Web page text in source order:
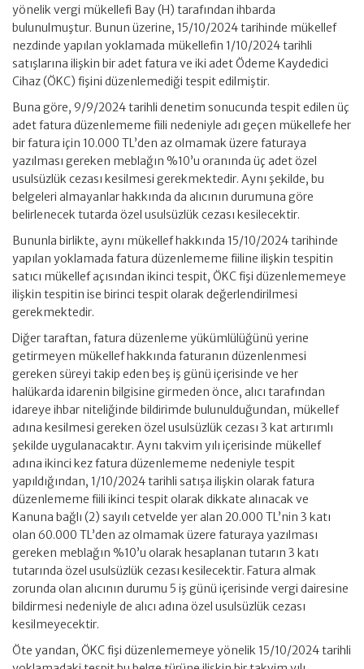
yönelik vergi mükellefi Bay (H) tarafından ihbarda
bulunulmuştur. Bunun üzerine, 15/10/2024 tarihinde mükellef
nezdinde yapılan yoklamada mükellefin 1/10/2024 tarihli
satışlarına ilişkin bir adet fatura ve iki adet Ödeme Kaydedici
Cihaz (ÖKC) fişini düzenlemediği tespit edilmiştir.
Buna göre, 9/9/2024 tarihli denetim sonucunda tespit edilen üç
adet fatura düzenlememe fiili nedeniyle adı geçen mükellefe her
bir fatura için 10.000 TL’den az olmamak üzere faturaya
yazılması gereken meblağın %10’u oranında üç adet özel
usulsüzlük cezası kesilmesi gerekmektedir. Aynı şekilde, bu
belgeleri almayanlar hakkında da alıcının durumuna göre
belirlenecek tutarda özel usulsüzlük cezası kesilecektir.
Bununla birlikte, aynı mükellef hakkında 15/10/2024 tarihinde
yapılan yoklamada fatura düzenlememe fiiline ilişkin tespitin
satıcı mükellef açısından ikinci tespit, ÖKC fişi düzenlememeye
ilişkin tespitin ise birinci tespit olarak değerlendirilmesi
gerekmektedir.
Diğer taraftan, fatura düzenleme yükümlülüğünü yerine
getirmeyen mükellef hakkında faturanın düzenlenmesi
gereken süreyi takip eden beş iş günü içerisinde ve her
halükarda idarenin bilgisine girmeden önce, alıcı tarafından
idareye ihbar niteliğinde bildirimde bulunulduğundan, mükellef
adına kesilmesi gereken özel usulsüzlük cezası 3 kat artırımlı
şekilde uygulanacaktır. Aynı takvim yılı içerisinde mükellef
adına ikinci kez fatura düzenlememe nedeniyle tespit
yapıldığından, 1/10/2024 tarihli satışa ilişkin olarak fatura
düzenlememe fiili ikinci tespit olarak dikkate alınacak ve
Kanuna bağlı (2) sayılı cetvelde yer alan 20.000 TL’nin 3 katı
olan 60.000 TL’den az olmamak üzere faturaya yazılması
gereken meblağın %10’u olarak hesaplanan tutarın 3 katı
tutarında özel usulsüzlük cezası kesilecektir. Fatura almak
zorunda olan alıcının durumu 5 iş günü içerisinde vergi dairesine
bildirmesi nedeniyle de alıcı adına özel usulsüzlük cezası
kesilmeyecektir.
Öte yandan, ÖKC fişi düzenlememeye yönelik 15/10/2024 tarihli